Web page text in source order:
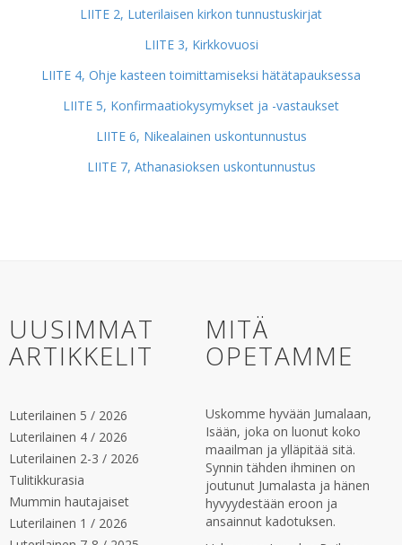
LIITE 2, Luterilaisen kirkon tunnustuskirjat
LIITE 3, Kirkkovuosi
LIITE 4, Ohje kasteen toimittamiseksi hätätapauksessa
LIITE 5, Konfirmaatiokysymykset ja -vastaukset
LIITE 6, Nikealainen uskontunnustus
LIITE 7, Athanasioksen uskontunnustus
UUSIMMAT
ARTIKKELIT
Luterilainen 5 / 2026
Luterilainen 4 / 2026
Luterilainen 2-3 / 2026
Tulitikkurasia
Mummin hautajaiset
Luterilainen 1 / 2026
MITÄ
OPETAMME
Uskomme hyvään Jumalaan,
Isään, joka on luonut koko
maailman ja ylläpitää sitä.
Synnin tähden ihminen on
joutunut Jumalasta ja hänen
hyvyydestään eroon ja
ansainnut kadotuksen.